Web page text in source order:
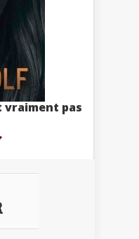
vraiment pas